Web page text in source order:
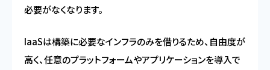
必要がなくなります。
IaaSは構築に必要なインフラのみを借りるため、自由度が
高く、任意のプラットフォームやアプリケーションを導入で